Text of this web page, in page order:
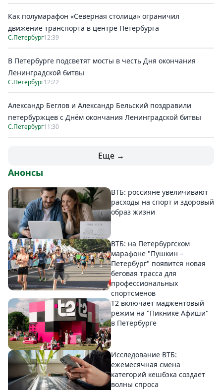
Как полумарафон «Северная столица» ограничил
движение транспорта в центре Петербурга
С.Петербург12:39
В Петербурге подсветят мосты в честь Дня окончания
Ленинградской битвы
С.Петербург12:22
Александр Беглов и Александр Бельский поздравили
петербуржцев с Днём окончания Ленинградской битвы
С.Петербург11:30
Еще →
Анонсы
ВТБ: россияне увеличивают
расходы на спорт и здоровый
образ жизни
ВТБ: на Петербургском
марафоне "Пушкин –
Петербург" появится новая
беговая трасса для
профессиональных
спортсменов
Т2 включает маджентовый
режим на "Пикнике Афиши"
в Петербурге
Исследование ВТБ:
ежемесячная смена
категорий кешбэка создает
волны спроса